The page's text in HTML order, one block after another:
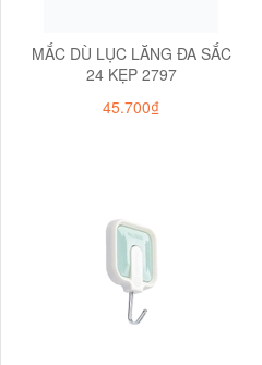
MẮC DÙ LỤC LĂNG ĐA SẮC
24 KẸP 2797
45.700₫